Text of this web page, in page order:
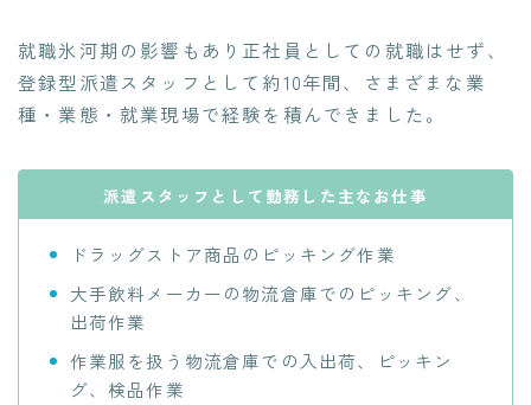
就職氷河期の影響もあり正社員としての就職はせず、
登録型派遣スタッフとして約10年間、さまざまな業
種・業態・就業現場で経験を積んできました。
派遣スタッフとして勤務した主なお仕事
ドラッグストア商品のピッキング作業
大手飲料メーカーの物流倉庫でのピッキング、
出荷作業
作業服を扱う物流倉庫での入出荷、ピッキン
グ、検品作業